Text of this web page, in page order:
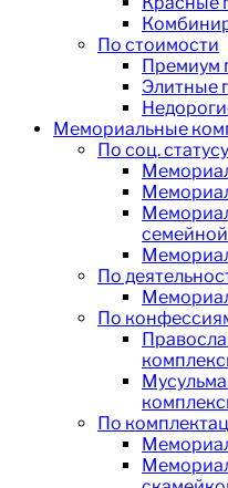
По стоимости
Премиум
Элитные
Мемориальные
По соц. статусу
По
По
По